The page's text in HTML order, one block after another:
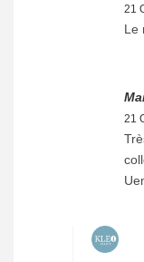
21
Le
21